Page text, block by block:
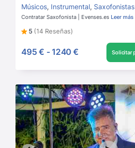
Músicos, Instrumental, Saxofonistas
Contratar Saxofonista | Evenses.es Leer más
5 (14 Reseñas)
495 € - 1240 € Solicitar